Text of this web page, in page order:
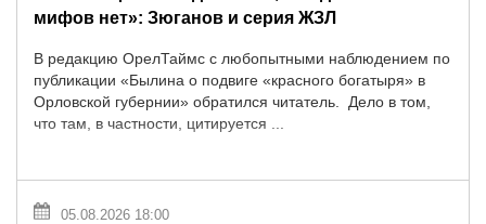
мифов нет»: Зюганов и серия ЖЗЛ
В редакцию ОрелТаймс с любопытными наблюдением по
публикации «Былина о подвиге «красного богатыря» в
Орловской губернии» обратился читатель. Дело в том,
что там, в частности, цитируется ...
05.08.2026 18:00